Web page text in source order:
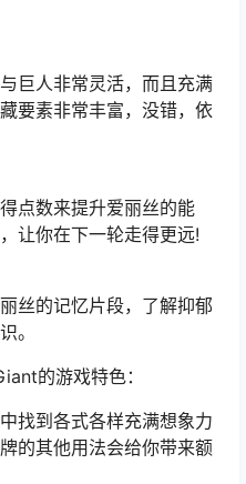
巨人非常灵活，而且充满
要素非常丰富，没错，依
点数来提升爱丽丝的能
让你在下一轮走得更远!
丝的记忆片段，了解抑郁
。
的游戏特色：
找到各式各样充满想象力
的其他用法会给你带来额